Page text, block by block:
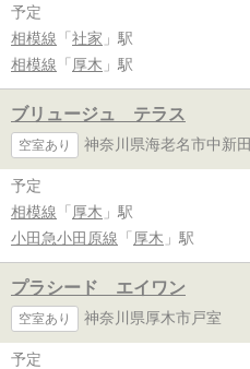
予定
相模線 「 社家 」駅
相模線 「 厚木 」駅
ブリュージュ テラス
空室あり 神奈川県海老名市中新田
予定
相模線 「 厚木 」駅
小田急小田原線 「 厚木 」駅
プラシード エイワン
空室あり 神奈川県厚木市戸室
予定